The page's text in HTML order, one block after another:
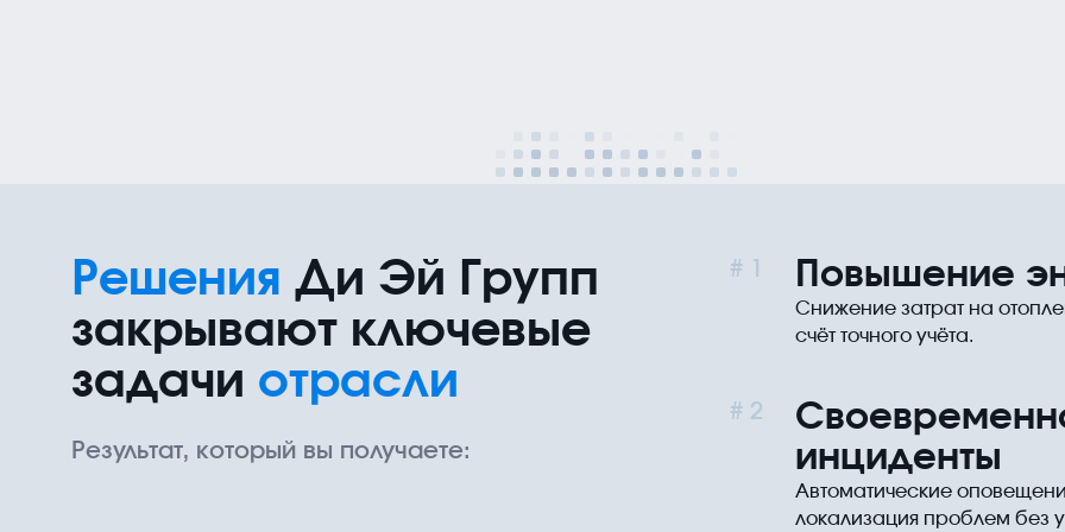
Решения Ди Эй Групп
закрывают ключевые
задачи отрасли
Результат, который вы получаете:
Повышение
Снижение затрат на
счёт точного учёта.
2
инциденты
Автоматические
локализация проблем без